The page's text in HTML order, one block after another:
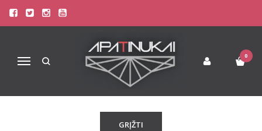
Navigacija
0
JOLIDON
Pirkite pagal gamintoją JOLIDON
Atsiprašome, tačiau pasirinkto gamintojo prekių šiuo metu
GRĮŽTI